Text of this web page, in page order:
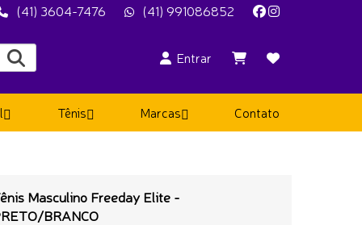
(41) 3604-7476 (41) 991086852
Entrar
Tênis Marcas Contato
Masculino Freeday Elite -
BRANCO